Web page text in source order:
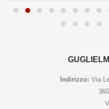
Indirizzo: Via